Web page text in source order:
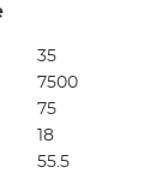
35
7500
75
18
55.5